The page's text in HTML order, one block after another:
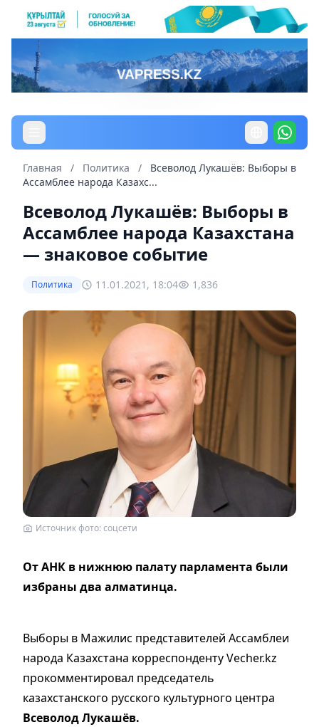
Главная / Политика /
Всеволод Лукашёв: Выборы в
Ассамблее народа Казахс...
Всеволод Лукашёв: Выборы в
Ассамблее народа Казахстана
— знаковое событие
Политика 11.01.2021, 18:04 1,836
Источник фото: соцсети
От АНК в нижнюю палату парламента были
избраны два алматинца.
Выборы в Мажилис представителей Ассамблеи
народа Казахстана корреспонденту Vecher.kz
прокомментировал председатель
казахстанского русского культурного центра
Всеволод Лукашёв.